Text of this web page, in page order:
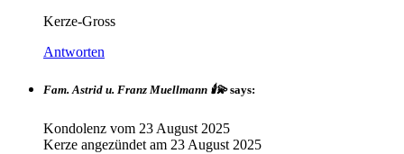
Kerze-Gross
Antworten
Fam. Astrid u. Franz Muellmann 🕯💫 says:
Kondolenz vom 23 August 2025
Kerze angezündet am 23 August 2025